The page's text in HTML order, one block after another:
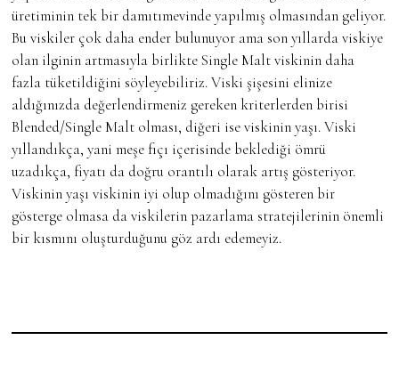
üretiminin tek bir damıtımevinde yapılmış olmasından geliyor.
Bu viskiler çok daha ender bulunuyor ama son yıllarda viskiye
olan ilginin artmasıyla birlikte Single Malt viskinin daha
fazla tüketildiğini söyleyebiliriz. Viski şişesini elinize
aldığınızda değerlendirmeniz gereken kriterlerden birisi
Blended/Single Malt olması, diğeri ise viskinin yaşı. Viski
yıllandıkça, yani meşe fıçı içerisinde beklediği ömrü
uzadıkça, fiyatı da doğru orantılı olarak artış gösteriyor.
Viskinin yaşı viskinin iyi olup olmadığını gösteren bir
gösterge olmasa da viskilerin pazarlama stratejilerinin önemli
bir kısmını oluşturduğunu göz ardı edemeyiz.